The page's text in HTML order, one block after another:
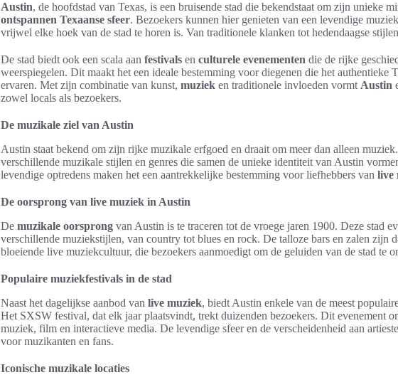
Austin, de hoofdstad van Texas, is een bruisende stad die bekendstaat om zijn unieke
ontspannen Texaanse sfeer. Bezoekers kunnen hier genieten van een levendige
vrijwel elke hoek van de stad te horen is. Van traditionele klanken tot hedendaagse
De stad biedt ook een scala aan festivals en culturele evenementen die de rijke
weerspiegelen. Dit maakt het een ideale bestemming voor diegenen die het authentieke
ervaren. Met zijn combinatie van kunst, muziek en traditionele invloeden vormt Austin
zowel locals als bezoekers.
De muzikale ziel van Austin
Austin staat bekend om zijn rijke muzikale erfgoed en draait om meer dan alleen
verschillende muzikale stijlen en genres die samen de unieke identiteit van Austin
levendige optredens maken het een aantrekkelijke bestemming voor liefhebbers van live
De oorsprong van live muziek in Austin
De muzikale oorsprong van Austin is te traceren tot de vroege jaren 1900. Deze stad
verschillende muziekstijlen, van country tot blues en rock. De talloze bars en zalen zijn
bloeiende live muziekcultuur, die bezoekers aanmoedigt om de geluiden van de stad te
Populaire muziekfestivals in de stad
Naast het dagelijkse aanbod van live muziek, biedt Austin enkele van de meest
Het SXSW festival, dat elk jaar plaatsvindt, trekt duizenden bezoekers. Dit evenement
muziek, film en interactieve media. De levendige sfeer en de verscheidenheid aan
voor muzikanten en fans.
Iconische muzikale locaties